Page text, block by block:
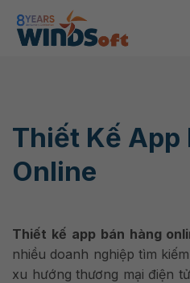
content
Thiết Kế App
Online
Thiết kế app bán hàng
nhiều doanh nghiệp tìm
xu hướng thương mại điện